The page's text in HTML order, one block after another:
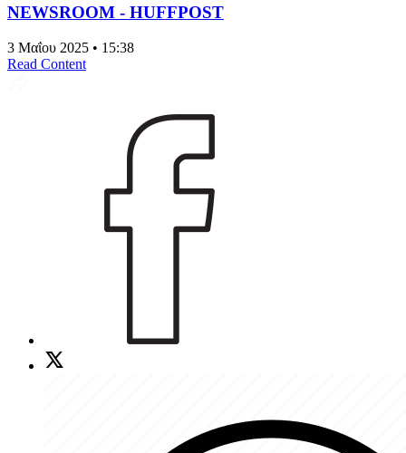
NEWSROOM - HUFFPOST
3 Μαΐου 2025 • 15:38
Read Content